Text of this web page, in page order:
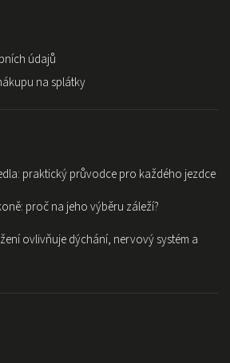
údajů
na splátky
praktický průvodce pro každého jezdce
proč na jeho výběru záleží?
ovlivňuje dýchání, nervový systém a